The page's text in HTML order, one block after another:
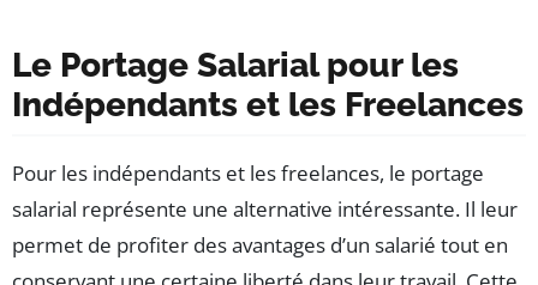
Le Portage Salarial pour les
Indépendants et les Freelances
Pour les indépendants et les freelances, le portage
salarial représente une alternative intéressante. Il leur
permet de profiter des avantages d’un salarié tout en